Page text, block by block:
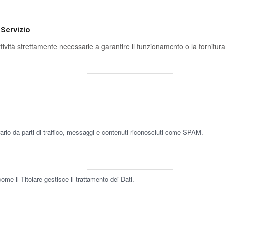
strettamente necessarie a garantire il funzionamento o la fornitura
da parti di traffico, messaggi e contenuti riconosciuti come SPAM.
il Titolare gestisce il trattamento dei Dati.